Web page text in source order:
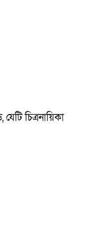
চিত্রনায়িকা